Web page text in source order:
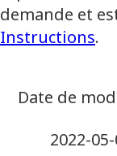
demande et
Instructions.
2022-